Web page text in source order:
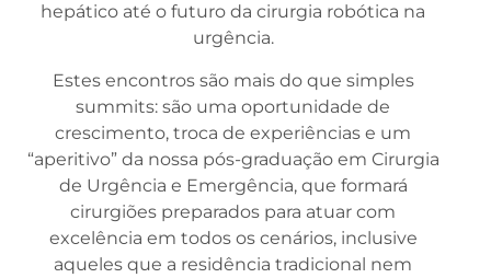
hepático até o futuro da cirurgia robótica na
urgência.
Estes encontros são mais do que simples
summits: são uma oportunidade de
crescimento, troca de experiências e um
“aperitivo” da nossa pós-graduação em Cirurgia
de Urgência e Emergência, que formará
cirurgiões preparados para atuar com
excelência em todos os cenários, inclusive
aqueles que a residência tradicional nem